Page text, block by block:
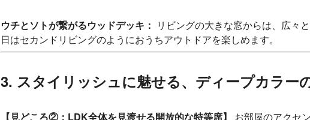
ウチとソトが繋がるウッドデッキ： リビングの大きな窓からは、広々
日はセカンドリビングのようにおうちアウトドアを楽しめます。
3. スタイリッシュに魅せる、ディープカラー
【見どころ②：LDK全体を見渡せる開放的な特等席】
お部屋のアクセ